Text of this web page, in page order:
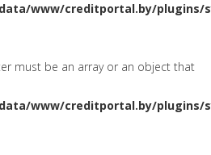
www/creditportal.by/plugins/
must be an array or an object that
www/creditportal.by/plugins/